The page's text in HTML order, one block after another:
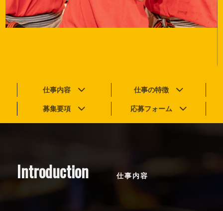
仕事内容
仕事の特徴
募集要項
応募フォーム
Introduction 仕事内容